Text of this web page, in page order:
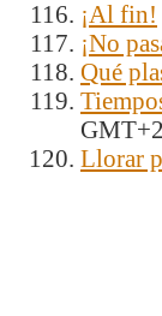
¡Al fin!
¡No
Qué
Llorar